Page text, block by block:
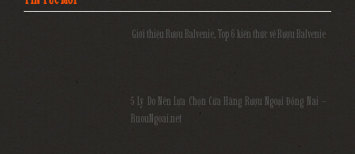
Giới thiệu Rượu Balvenie, Top 6 kiến thức về Rượu Balvenie
5 Lý Do Nên Lựa Chọn Cửa Hàng Rượu Ngoại Đồng Nai –
RuouNgoai.net